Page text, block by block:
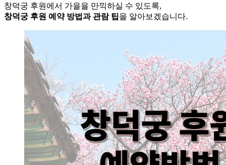
창덕궁 후원에서 가을을 만끽하실 수 있도록,
창덕궁 후원 예약 방법과 관람 팁을 알아보겠습니다.